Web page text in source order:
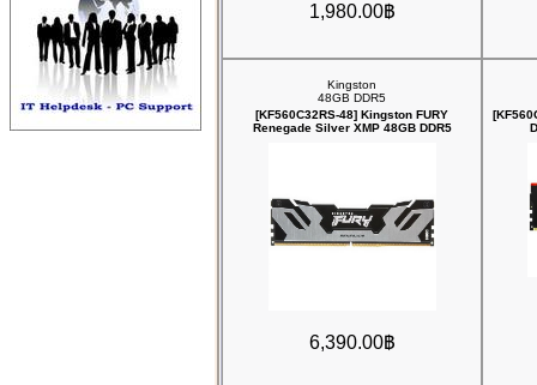
1,980.00฿
Kingston
48GB DDR5
[KF560C32RS-48] Kingston FURY
Renegade Silver XMP 48GB DDR5
6,390.00฿